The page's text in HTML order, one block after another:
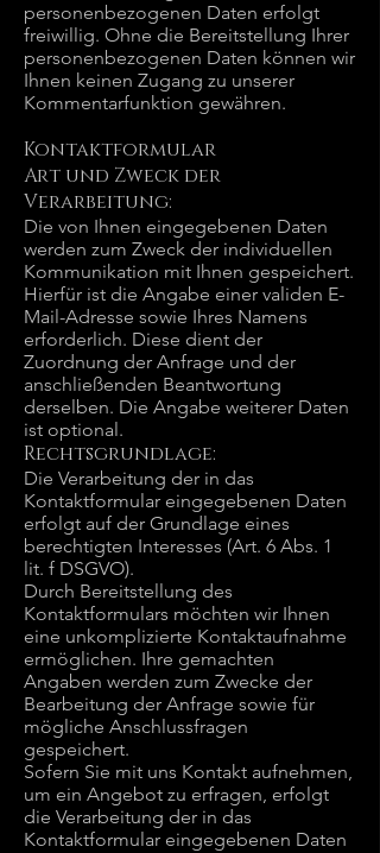
personenbezogenen Daten erfolgt
freiwillig. Ohne die Bereitstellung Ihrer
personenbezogenen Daten können wir
Ihnen keinen Zugang zu unserer
Kommentarfunktion gewähren.
Kontaktformular
Art und Zweck der
Verarbeitung:
Die von Ihnen eingegebenen Daten
werden zum Zweck der individuellen
Kommunikation mit Ihnen gespeichert.
Hierfür ist die Angabe einer validen E-
Mail-Adresse sowie Ihres Namens
erforderlich. Diese dient der
Zuordnung der Anfrage und der
anschließenden Beantwortung
derselben. Die Angabe weiterer Daten
ist optional.
Rechtsgrundlage:
Die Verarbeitung der in das
Kontaktformular eingegebenen Daten
erfolgt auf der Grundlage eines
berechtigten Interesses (Art. 6 Abs. 1
lit. f DSGVO).
Durch Bereitstellung des
Kontaktformulars möchten wir Ihnen
eine unkomplizierte Kontaktaufnahme
ermöglichen. Ihre gemachten
Angaben werden zum Zwecke der
Bearbeitung der Anfrage sowie für
mögliche Anschlussfragen
gespeichert.
Sofern Sie mit uns Kontakt aufnehmen,
um ein Angebot zu erfragen, erfolgt
die Verarbeitung der in das
Kontaktformular eingegebenen Daten